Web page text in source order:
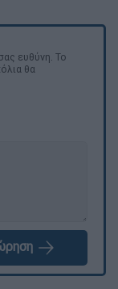
ευθύνη. Το
θα